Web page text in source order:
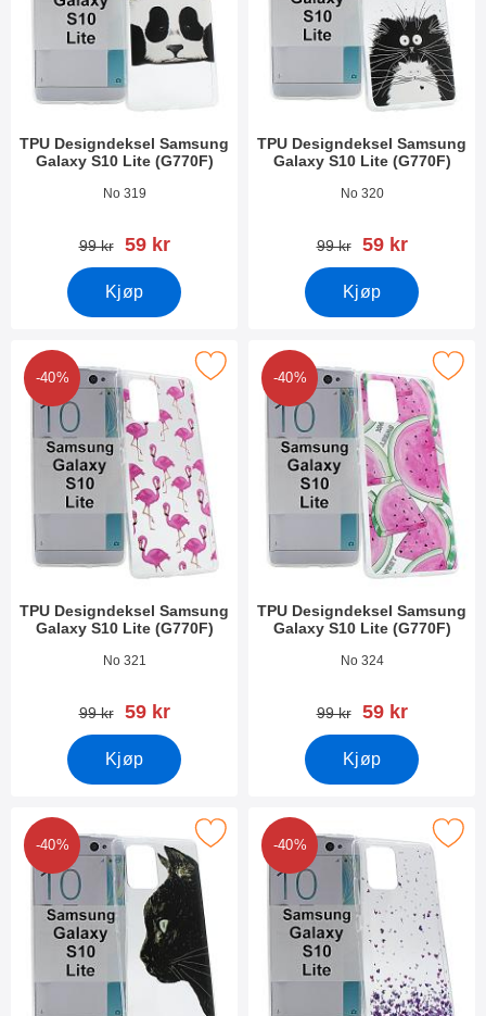
TPU Designdeksel Samsung
Galaxy S10 Lite (G770F)
Varenummer 35262
No 319
gammel pris
99 kr ny pris
59 kr
Kjøp
TPU Designdeksel Samsung
Galaxy S10 Lite (G770F)
Varenummer 35261
No 320
gammel pris
99 kr ny pris
59 kr
Kjøp
-40%
TPU Designdeksel Samsung
Galaxy S10 Lite (G770F)
Varenummer 35260
No 321
gammel pris
99 kr ny pris
59 kr
Kjøp
Designdeksel Samsung Galaxy S10 Lite (G770F) som favoritt
-40%
TPU Designdeksel Samsung
Galaxy S10 Lite (G770F)
Varenummer 35257
No 324
gammel pris
99 kr ny pris
59 kr
Kjøp
Merk tPU Designdeksel Samsung
-40%
Designdeksel Samsung Galaxy S10 Lite (G770F) som favoritt
-40%
Merk tPU Designdeksel Samsung